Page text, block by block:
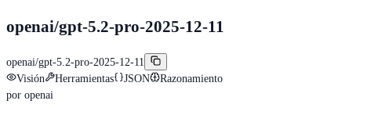
openai/gpt-5.2-pro-2025-12-11
openai/gpt-5.2-pro-2025-12-11
Visión
Herramientas JSON
Razonamiento
por openai